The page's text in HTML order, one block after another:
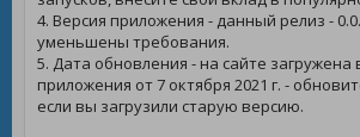
4. Версия приложения - данный релиз -
уменьшены требования.
5. Дата обновления - на сайте загружена
приложения от 7 октября 2021 г. -
если вы загрузили старую версию.